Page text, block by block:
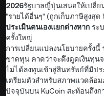
2026รัฐบาลญี่ปุ่นเสนอให้เปลี่
"รายได้อื่นๆ" (ถูกเก็บภาษีสูงสุด
ประเมินตนเองแยกต่างหาก ระ
ครั้งใหญ่
การเปลี่ยนแปลงนโยบายครั้ง
ขาดทุน คาดว่าจะดึงดูดเงินทุน
ไม่ได้ลงทุนเข้าสู่สินทรัพย์ที่มีป
เตรียมตัวสำหรับสภาพแวดล้อ
ปัจจุบันบน KuCoin สะท้อนถึง